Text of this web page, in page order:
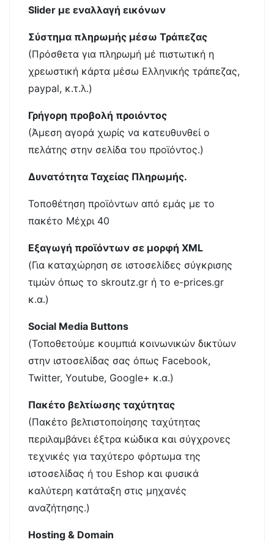
Slider με εναλλαγή εικόνων
Σύστημα πληρωμής μέσω Τράπεζας
(Πρόσθετα για πληρωμή μέ πιστωτική η
χρεωστική κάρτα μέσω Ελληνικής τράπεζας,
paypal, κ.τ.λ.)
Γρήγορη προβολή προιόντος
(Άμεση αγορά χωρίς να κατευθυνθεί ο
πελάτης στην σελίδα του προϊόντος.)
Δυνατότητα Ταχείας Πληρωμής.
Τοποθέτηση προϊόντων από εμάς με το
πακέτο Μέχρι 40
Εξαγωγή προϊόντων σε μορφή XML
(Για καταχώρηση σε ιστοσελίδες σύγκρισης
τιμών όπως το skroutz.gr ή το e-prices.gr
κ.α.)
Social Media Buttons
(Τοποθετούμε κουμπιά κοινωνικών δικτύων
στην ιστοσελίδας σας όπως Facebook,
Twitter, Youtube, Google+ κ.α.)
Πακέτο βελτίωσης ταχύτητας
(Πακέτο βελτιστοποίησης ταχύτητας
περιλαμβάνει έξτρα κώδικα και σύγχρονες
τεχνικές για ταχύτερο φόρτωμα της
ιστοσελίδας ή του Eshop και φυσικά
καλύτερη κατάταξη στις μηχανές
αναζήτησης.)
Hosting & Domain